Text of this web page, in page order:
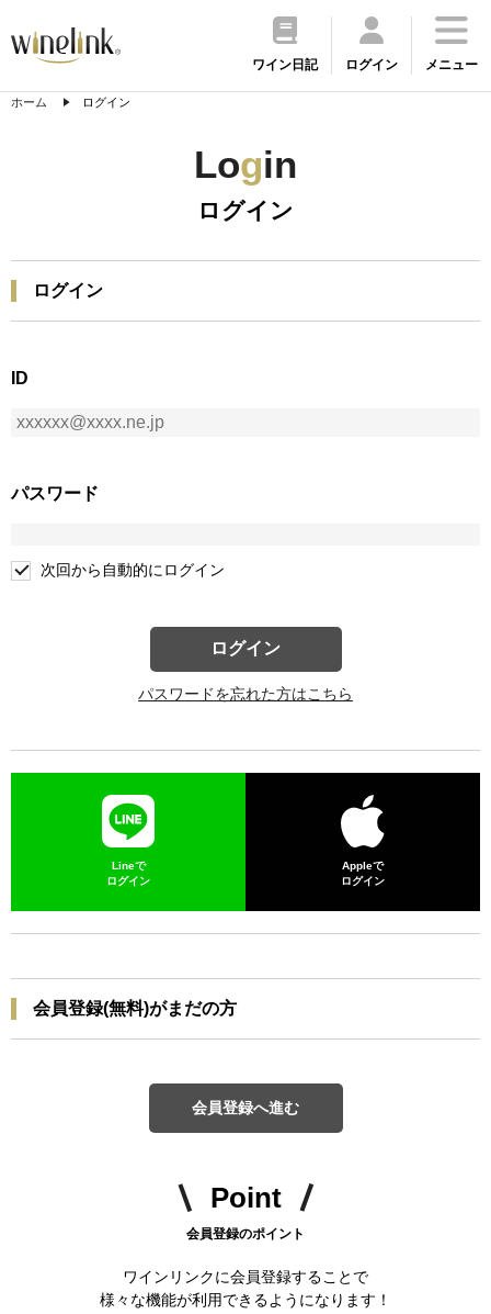
ワイン日記 ログイン メニュー
ホーム ログイン
Login
ログイン
ログイン
ID
パスワード
次回から自動的にログイン
ログイン
パスワードを忘れた方はこちら
Lineで
ログイン
Appleで
ログイン
会員登録(無料)がまだの方
会員登録へ進む
Point
会員登録のポイント
ワインリンクに会員登録することで
様々な機能が利用できるようになります！